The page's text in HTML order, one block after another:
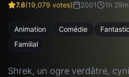
7.8(19,079 votes) 2001 1h 29
Animation Comédie
Familial
Shrek, un ogre verdâtre,